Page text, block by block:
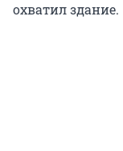
охватил здание.